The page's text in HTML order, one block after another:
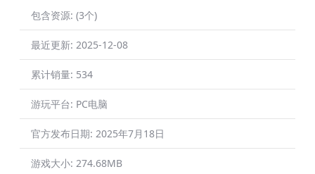
包含资源: (3个)
最近更新: 2025-12-08
累计销量: 534
游玩平台: PC电脑
官方发布日期: 2025年7月18日
游戏大小: 274.68MB